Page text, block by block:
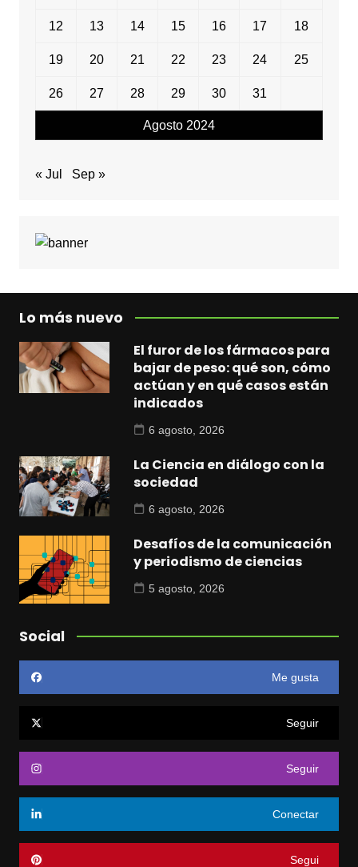
Agosto 2024
12 13 14 15 16 17 18
19 20 21 22 23 24 25
26 27 28 29 30 31
« Jul Sep »
Lo más nuevo
El furor de los fármacos para
bajar de peso: qué son, cómo
actúan y en qué casos están
indicados
6 agosto, 2026
La Ciencia en diálogo con la
sociedad
6 agosto, 2026
Desafíos de la comunicación
y periodismo de ciencias
5 agosto, 2026
Social
Me gusta
Seguir
Seguir
Conectar
Segui